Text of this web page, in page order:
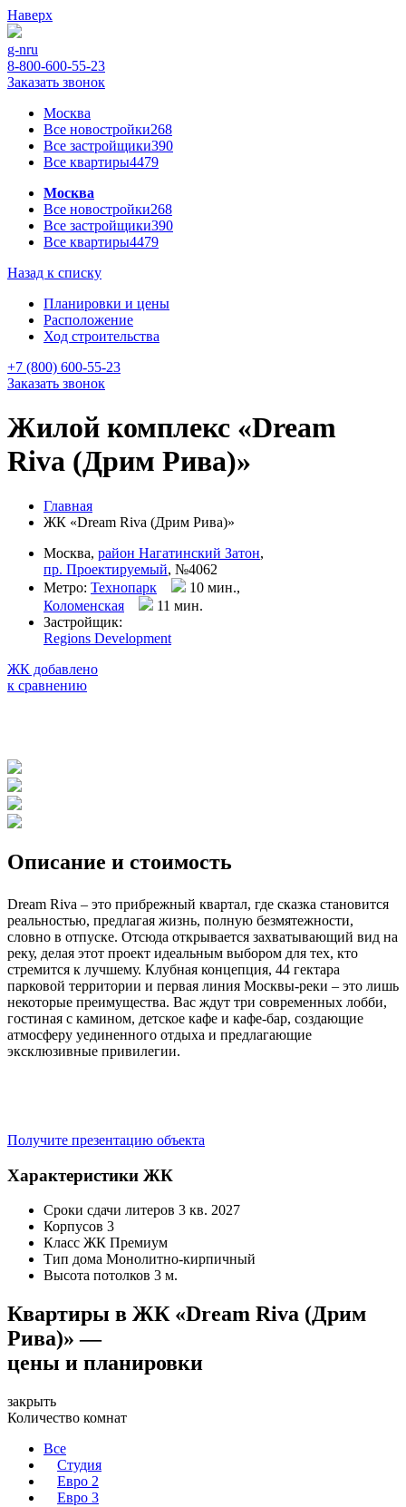
Наверх
g-nru
8-800-600-55-23
Заказать звонок
Москва
Все новостройки268
Все застройщики390
Все квартиры4479
Москва
Все новостройки268
Все застройщики390
Все квартиры4479
Назад к списку
Планировки и цены
Расположение
Ход строительства
+7 (800) 600-55-23
Заказать звонок
Жилой комплекс «Dream
Riva (Дрим Рива)»
Главная
ЖК «Dream Riva (Дрим Рива)»
Москва, район Нагатинский Затон,
пр. Проектируемый, №4062
Метро: Технопарк
10 мин.,
Коломенская
11 мин.
Застройщик:
Regions Development
ЖК добавлено
к сравнению
Описание и стоимость
Dream Riva – это прибрежный квартал, где сказка становится
реальностью, предлагая жизнь, полную безмятежности,
словно в отпуске. Отсюда открывается захватывающий вид на
реку, делая этот проект идеальным выбором для тех, кто
стремится к лучшему. Клубная концепция, 44 гектара
парковой территории и первая линия Москвы-реки – это лишь
некоторые преимущества. Вас ждут три современных лобби,
гостиная с камином, детское кафе и кафе-бар, создающие
атмосферу уединенного отдыха и предлагающие
эксклюзивные привилегии.
Получите презентацию объекта
Характеристики ЖК
Сроки сдачи литеров 3 кв. 2027
Корпусов 3
Класс ЖК Премиум
Тип дома Монолитно-кирпичный
Высота потолков 3 м.
Квартиры в ЖК «Dream Riva (Дрим
Рива)» —
цены и планировки
закрыть
Количество комнат
Все
Студия
Евро 2
Евро 3